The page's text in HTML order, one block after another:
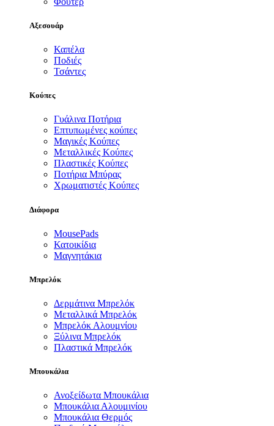
Αξεσουάρ
Καπέλα
Ποδιές
Τσάντες
Κούπες
Γυάλινα Ποτήρια
Επτυπωμένες κούπες
Μαγικές Κούπες
Μεταλλικές Κούπες
Πλαστικές Κούπες
Ποτήρια Μπύρας
Χρωματιστές Κούπες
Διάφορα
MousePads
Κατοικίδια
Μαγνητάκια
Μπρελόκ
Δερμάτινα Μπρελόκ
Μεταλλικά Μπρελόκ
Μπρελόκ Αλουμνίου
Ξύλινα Μπρελόκ
Πλαστικά Μπρελόκ
Μπουκάλια
Ανοξείδωτα Μπουκάλια
Μπουκάλια Αλουμινίου
Μπουκάλια Θερμός